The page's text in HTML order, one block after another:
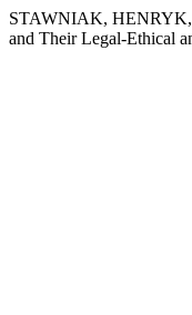
STAWNIAK,
and Their Legal-Ethical